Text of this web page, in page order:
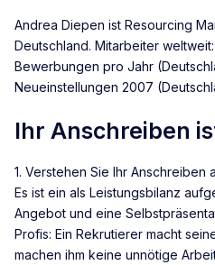
Andrea Diepen ist Resourcing
Deutschland. Mitarbeiter
Bewerbungen pro Jahr
Neueinstellungen 2007
Ihr Anschreiben
1. Verstehen Sie Ihr Anschreiben
Es ist ein als Leistungsbilanz
Angebot und eine
Profis: Ein Rekrutierer macht
machen ihm keine unnötige